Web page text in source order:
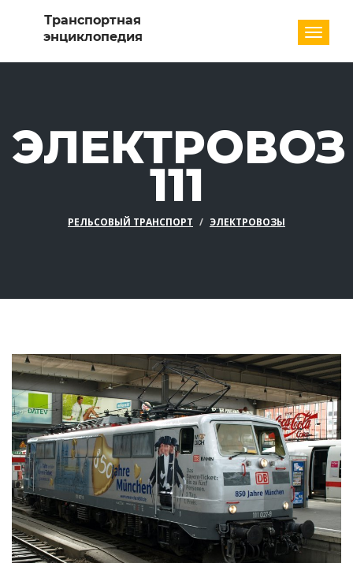
ЭЛЕКТРОВОЗ
111
РЕЛЬСОВЫЙ ТРАНСПОРТ ЭЛЕКТРОВОЗЫ